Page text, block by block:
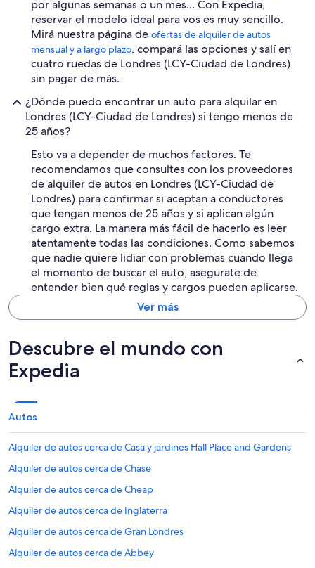
por algunas semanas o un mes... Con Expedia,
reservar el modelo ideal para vos es muy sencillo.
Mirá nuestra página de ofertas de alquiler de autos
mensual y a largo plazo, compará las opciones y salí en
cuatro ruedas de Londres (LCY-Ciudad de Londres)
sin pagar de más.
¿Dónde puedo encontrar un auto para alquilar en
Londres (LCY-Ciudad de Londres) si tengo menos de
25 años?
Esto va a depender de muchos factores. Te
recomendamos que consultes con los proveedores
de alquiler de autos en Londres (LCY-Ciudad de
Londres) para confirmar si aceptan a conductores
que tengan menos de 25 años y si aplican algún
cargo extra. La manera más fácil de hacerlo es leer
atentamente todas las condiciones. Como sabemos
que nadie quiere lidiar con problemas cuando llega
el momento de buscar el auto, asegurate de
entender bien qué reglas y cargos pueden aplicarse.
Ver más
Descubre el mundo con
Expedia
Autos
Alquiler de autos cerca de Casa y jardines Hall Place and Gardens
Alquiler de autos cerca de Chase
Alquiler de autos cerca de Cheap
Alquiler de autos cerca de Inglaterra
Alquiler de autos cerca de Gran Londres
Alquiler de autos cerca de Abbey